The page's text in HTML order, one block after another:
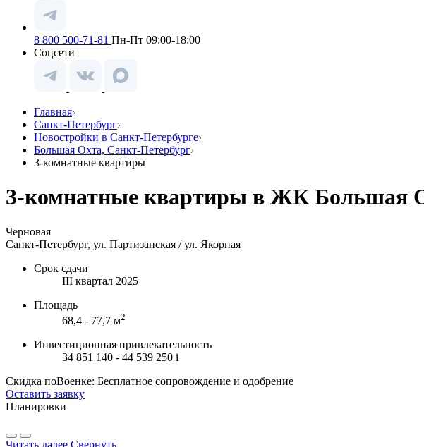
8 800 500-71-81 Пн-Пт 09:00-18:00
Соцсети
Главная
Санкт-Петербург
Новостройки в Санкт-Петербурге
Большая Охта, Санкт-Петербург
3-комнатные квартиры
3-комнатные квартиры в ЖК Большая
Черновая
Санкт-Петербург, ул. Партизанская / ул. Якорная
Срок сдачи
III квартал 2025
Площадь
68,4 - 77,7 м2
Инвестиционная привлекательность
34 851 140 - 44 539 250 i
Скидка поВоенке: Бесплатное сопровождение и одобрение
Оставить заявку
Планировки